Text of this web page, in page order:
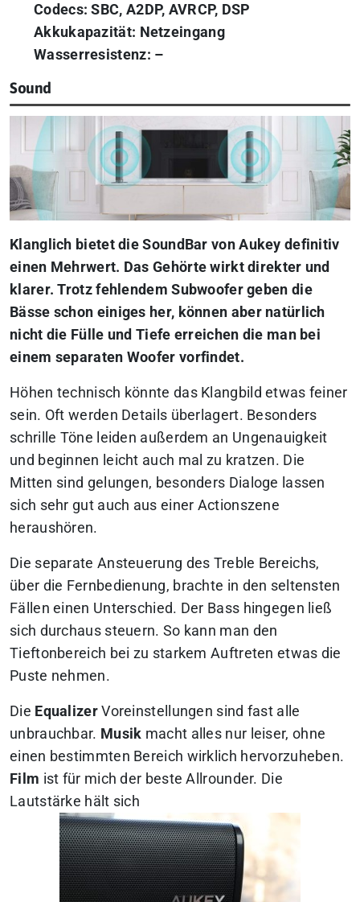
Codecs: SBC, A2DP, AVRCP, DSP
Akkukapazität: Netzeingang
Wasserresistenz: –
Sound
Klanglich bietet die SoundBar von Aukey definitiv
einen Mehrwert. Das Gehörte wirkt direkter und
klarer. Trotz fehlendem Subwoofer geben die
Bässe schon einiges her, können aber natürlich
nicht die Fülle und Tiefe erreichen die man bei
einem separaten Woofer vorfindet.
Höhen technisch könnte das Klangbild etwas feiner
sein. Oft werden Details überlagert. Besonders
schrille Töne leiden außerdem an Ungenauigkeit
und beginnen leicht auch mal zu kratzen. Die
Mitten sind gelungen, besonders Dialoge lassen
sich sehr gut auch aus einer Actionszene
heraushören.
Die separate Ansteuerung des Treble Bereichs,
über die Fernbedienung, brachte in den seltensten
Fällen einen Unterschied. Der Bass hingegen ließ
sich durchaus steuern. So kann man den
Tieftonbereich bei zu starkem Auftreten etwas die
Puste nehmen.
Die EqualizerVoreinstellungen sind fast alle
unbrauchbar. Musik macht alles nur leiser, ohne
einen bestimmten Bereich wirklich hervorzuheben.
Film ist für mich der beste Allrounder. Die
Lautstärke hält sich